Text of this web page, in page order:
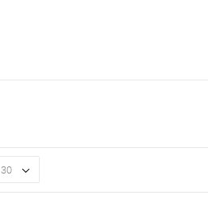
30